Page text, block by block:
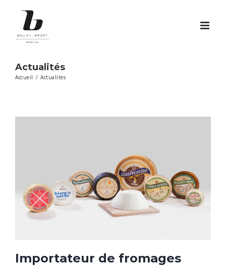
contenu
Actualités
Accueil / Actualités
Importateur de fromages